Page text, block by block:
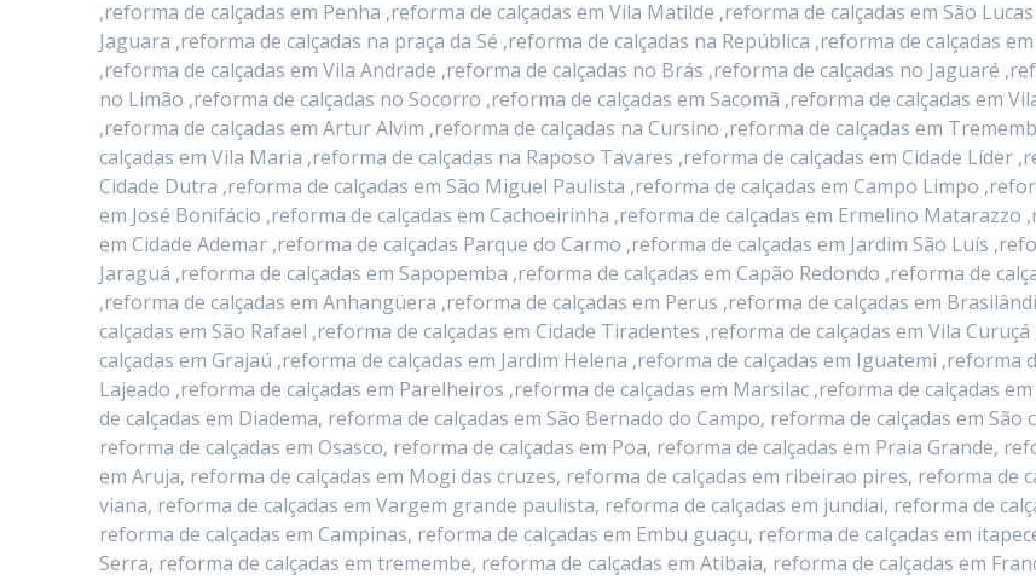
,reforma de calçadas em Penha ,reforma de calçadas em Vila Matilde ,reforma de calçadas em São
Jaguara ,reforma de calçadas na praça da Sé ,reforma de calçadas na República ,reforma de calçadas
,reforma de calçadas em Vila Andrade ,reforma de calçadas no Brás ,reforma de calçadas no Jaguaré
no Limão ,reforma de calçadas no Socorro ,reforma de calçadas em Sacomã ,reforma de calçadas em
,reforma de calçadas em Artur Alvim ,reforma de calçadas na Cursino ,reforma de calçadas em
calçadas em Vila Maria ,reforma de calçadas na Raposo Tavares ,reforma de calçadas em Cidade Líder
Cidade Dutra ,reforma de calçadas em São Miguel Paulista ,reforma de calçadas em Campo Limpo
em José Bonifácio ,reforma de calçadas em Cachoeirinha ,reforma de calçadas em Ermelino
em Cidade Ademar ,reforma de calçadas Parque do Carmo ,reforma de calçadas em Jardim São Luís
Jaraguá ,reforma de calçadas em Sapopemba ,reforma de calçadas em Capão Redondo ,reforma de
,reforma de calçadas em Anhangüera ,reforma de calçadas em Perus ,reforma de calçadas em
calçadas em São Rafael ,reforma de calçadas em Cidade Tiradentes ,reforma de calçadas em Vila
calçadas em Grajaú ,reforma de calçadas em Jardim Helena ,reforma de calçadas em Iguatemi ,reforma
Lajeado ,reforma de calçadas em Parelheiros ,reforma de calçadas em Marsilac ,reforma de calçadas
de calçadas em Diadema, reforma de calçadas em São Bernado do Campo, reforma de calçadas em
reforma de calçadas em Osasco, reforma de calçadas em Poa, reforma de calçadas em Praia Grande,
em Aruja, reforma de calçadas em Mogi das cruzes, reforma de calçadas em ribeirao pires, reforma de
viana, reforma de calçadas em Vargem grande paulista, reforma de calçadas em jundiai, reforma de
reforma de calçadas em Campinas, reforma de calçadas em Embu guaçu, reforma de calçadas em
Serra, reforma de calçadas em tremembe, reforma de calçadas em Atibaia, reforma de calçadas em